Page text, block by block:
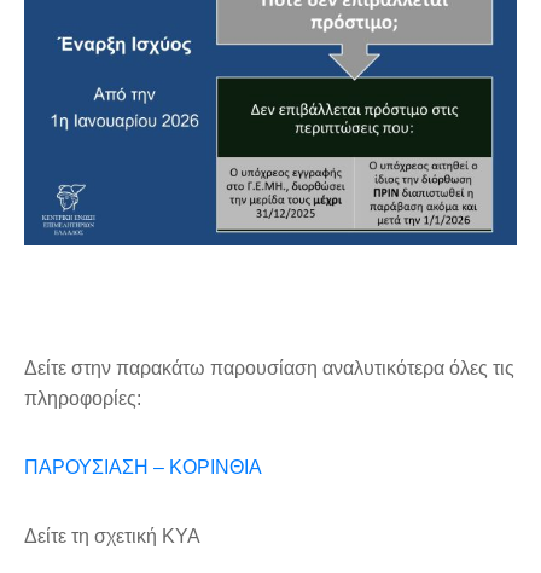
Δείτε στην παρακάτω παρουσίαση αναλυτικότερα όλες τις
πληροφορίες:
ΠΑΡΟΥΣΙΑΣΗ – ΚΟΡΙΝΘΙΑ
Δείτε τη σχετική ΚΥΑ